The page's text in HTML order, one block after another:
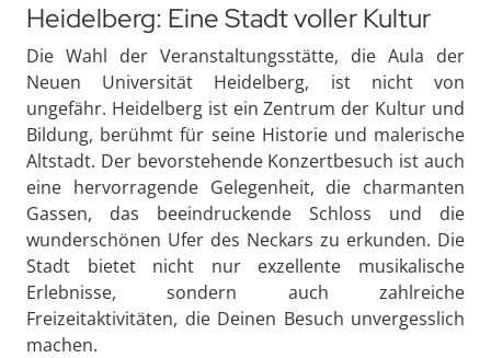
Heidelberg: Eine Stadt voller Kultur
Die Wahl der Veranstaltungsstätte, die Aula der
Neuen Universität Heidelberg, ist nicht von
ungefähr. Heidelberg ist ein Zentrum der Kultur und
Bildung, berühmt für seine Historie und malerische
Altstadt. Der bevorstehende Konzertbesuch ist auch
eine hervorragende Gelegenheit, die charmanten
Gassen, das beeindruckende Schloss und die
wunderschönen Ufer des Neckars zu erkunden. Die
Stadt bietet nicht nur exzellente musikalische
Erlebnisse, sondern auch zahlreiche
Freizeitaktivitäten, die Deinen Besuch unvergesslich
machen.